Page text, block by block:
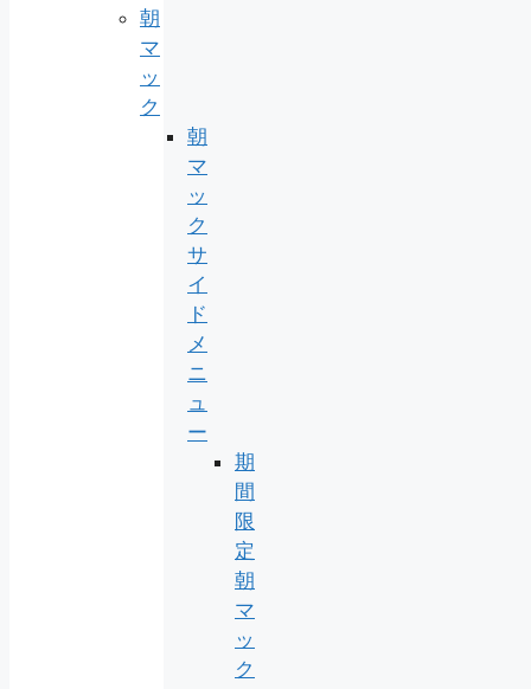
朝
マ
ッ
ク
朝
マ
ッ
ク
サ
イ
ド
メ
ニ
ュ
ー
期
間
限
定
朝
マ
ッ
ク